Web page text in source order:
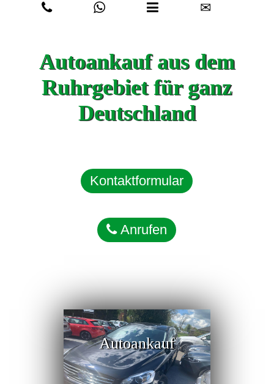
✉
Autoankauf aus dem
Ruhrgebiet für ganz
Deutschland
Kontaktformular
Anrufen
Autoankauf